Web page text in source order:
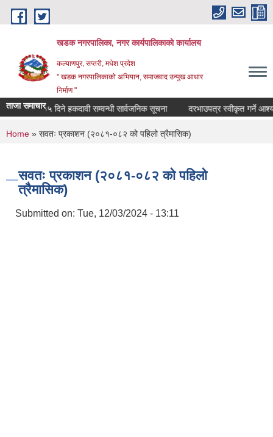
Skip to main content
खडक नगरपालिका, नगर कार्यपालिकाकाे कार्यालय
कल्याणपुर, सप्तरी, मधेश प्रदेश
" खडक नगरपालिकाको अभियान, समाजवाद उन्मुख आधार
निर्माण "
ताजा समाचार३५ दिने हकदावी सम्वन्धी सार्वजनिक सूचना दरभाउपत्र स्वीकृत गर्ने
You are here
Home » सवतः प्रकाशन (२०८१-०८२ को पहिलो त्रैमासिक)
सवतः प्रकाशन (२०८१-०८२ को पहिलो
त्रैमासिक)
Submitted on: Tue, 12/03/2024 - 13:11